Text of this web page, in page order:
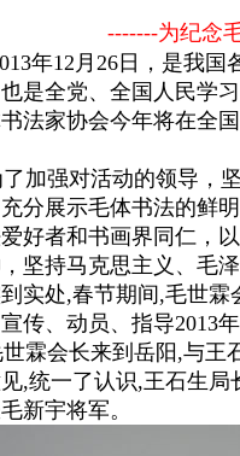
-------为纪念
年12月26日，是我国
是全党、全国人民学
法家协会今年将在全
。
加强对活动的领导，
分展示毛体书法的鲜
好者和书画界同仁，
坚持马克思主义、毛
实处,春节期间,毛世
传、动员、指导2013
霖会长来到岳阳,与王
,统一了认识,王石生
新宇将军。